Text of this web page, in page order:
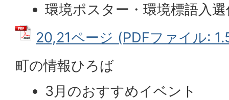
環境ポスター・環境標語入
20,21ページ (PDFファイル:
町の情報ひろば
3月のおすすめイベント